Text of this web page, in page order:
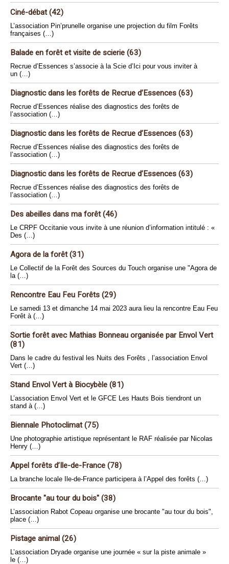
Ciné-débat (42)
L’association Pin’prunelle organise une projection du film Forêts
françaises (…)
Balade en forêt et visite de scierie (63)
Recrue d’Essences s’associe à la Scie d’Ici pour vous inviter à
un (…)
Diagnostic dans les forêts de Recrue d’Essences (63)
Recrue d’Essences réalise des diagnostics des forêts de
l’association (…)
Diagnostic dans les forêts de Recrue d’Essences (63)
Recrue d’Essences réalise des diagnostics des forêts de
l’association (…)
Diagnostic dans les forêts de Recrue d’Essences (63)
Recrue d’Essences réalise des diagnostics des forêts de
l’association (…)
Des abeilles dans ma forêt (46)
Le CRPF Occitanie vous invite à une réunion d’information intitulé : «
Des (…)
Agora de la forêt (31)
Le Collectif de la Forêt des Sources du Touch organise une "Agora de
la (…)
Rencontre Eau Feu Forêts (29)
Le samedi 13 et dimanche 14 mai 2023 aura lieu la rencontre Eau Feu
Forêt à (…)
Sortie forêt avec Mathias Bonneau organisée par Envol Vert
(81)
Dans le cadre du festival les Nuits des Forêts , l’association Envol
Vert (…)
Stand Envol Vert à Biocybèle (81)
L’association Envol Vert et le GFCE Les Hauts Bois tiendront un
stand à (…)
Biennale Photoclimat (75)
Une photographie artistique représentant le RAF réalisée par Nicolas
Henry (…)
Appel forêts d’Ile-de-France (78)
La branche locale Ile-de-France participera à l’Appel des forêts (…)
Brocante "au tour du bois" (38)
L’association Rabot Copeau organise une brocante "au tour du bois",
place (…)
Pistage animal (26)
L’association Dryade organise une journée « sur la piste animale »
le (…)